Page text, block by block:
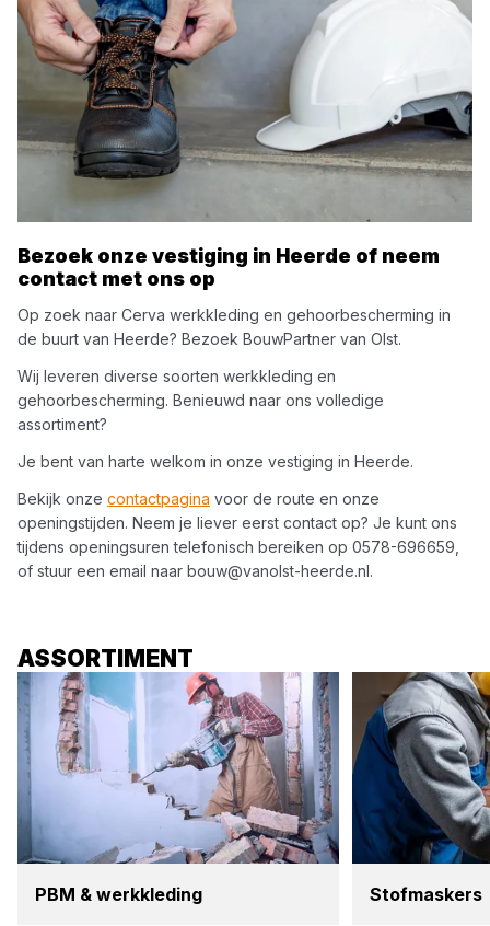
Bezoek onze vestiging in Heerde of neem
contact met ons op
Op zoek naar Cerva werkkleding en gehoorbescherming in
de buurt van Heerde? Bezoek BouwPartner van Olst.
Wij leveren diverse soorten werkkleding en
gehoorbescherming. Benieuwd naar ons volledige
assortiment?
Je bent van harte welkom in onze vestiging in Heerde.
Bekijk onze contactpagina voor de route en onze
openingstijden. Neem je liever eerst contact op? Je kunt ons
tijdens openingsuren telefonisch bereiken op 0578-696659
of stuur een email naar bouw@vanolst-heerde.nl.
ASSORTIMENT
PBM & werk­kle­ding Stof­mas­kers